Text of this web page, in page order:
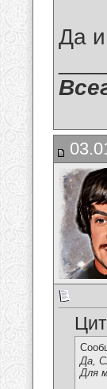
Да
Да,
Для